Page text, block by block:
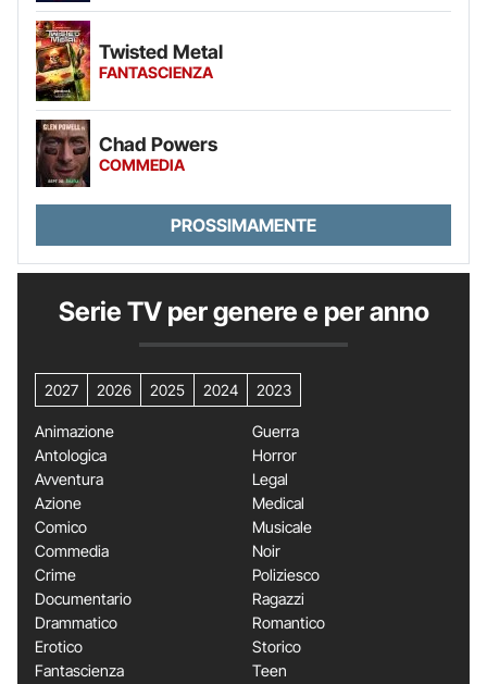
Twisted Metal
FANTASCIENZA
Chad Powers
COMMEDIA
PROSSIMAMENTE
Serie TV per genere e per anno
2027 2026 2025 2024 2023
Animazione
Antologica
Avventura
Azione
Comico
Commedia
Crime
Documentario
Drammatico
Erotico
Fantascienza
Guerra
Horror
Legal
Medical
Musicale
Noir
Poliziesco
Ragazzi
Romantico
Storico
Teen